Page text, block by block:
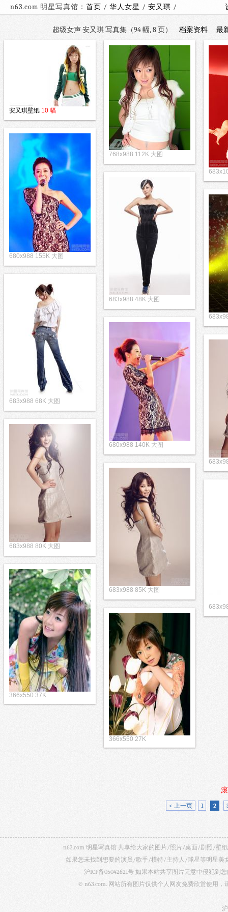
n63.com 明星写真馆： 首页 / 华人女星 / 安又琪 /
超级女声 安又琪 写真集（94 幅, 8 页） 档案资料 最
安又琪壁纸 10 幅
768x988 112K 大图
680x988 155K 大图
683x988 48K 大图
683x988 68K 大图
680x988 140K 大图
683x988 80K 大图
683x988 85K 大图
366x550 37K
366x550 27K
< 上一页 1 2
n63.com 明星写真馆 共享给大家的图片/照片/桌面/剧照/壁
如果您未找到想要的演员/歌手/模特/主持人/球星等明星美
沪ICP备05042621号 如果本站共享图片无意中侵犯到
© n63.com. 网站所有图片仅供个人网友免费欣赏使用